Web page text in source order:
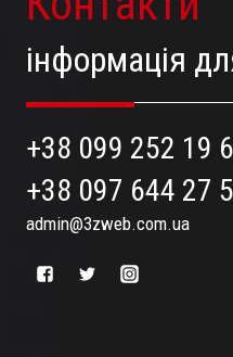
інформація
+38 099 252 19
+38 097 644 27
admin@3zweb.com.ua